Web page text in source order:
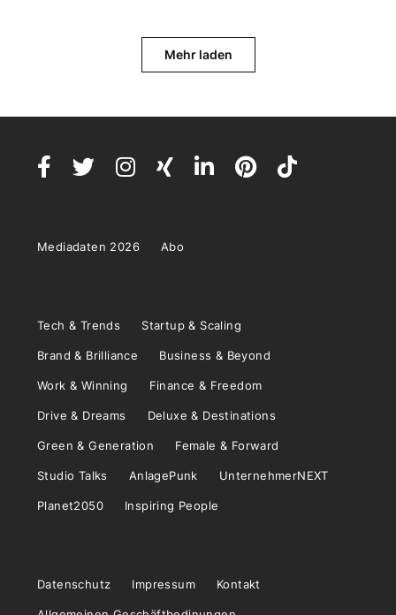
Mehr laden
Mediadaten 2026 Abo
Tech & Trends Startup & Scaling
Brand & Brilliance Business & Beyond
Work & Winning Finance & Freedom
Drive & Dreams Deluxe & Destinations
Green & Generation Female & Forward
Studio Talks AnlagePunk UnternehmerNEXT
Planet2050 Inspiring People
Datenschutz Impressum Kontakt